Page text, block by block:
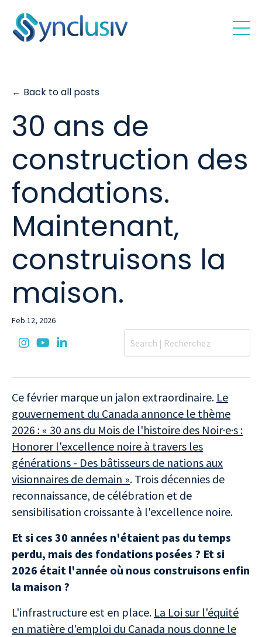
← Back to all posts
30 ans de
construction des
fondations.
Maintenant,
construisons la
maison.
Feb 12, 2026
Ce février marque un jalon extraordinaire. Le
gouvernement du Canada annonce le thème
2026 : « 30 ans du Mois de l'histoire des Noir·e·s :
Honorer l'excellence noire à travers les
générations - Des bâtisseurs de nations aux
visionnaires de demain ». Trois décennies de
reconnaissance, de célébration et de
sensibilisation croissante à l'excellence noire.
Et si ces 30 années n'étaient pas du temps
perdu, mais des fondations posées ? Et si
2026 était l'année où nous construisons enfin
la maison ?
L'infrastructure est en place. La Loi sur l'équité
en matière d'emploi du Canada nous donne le